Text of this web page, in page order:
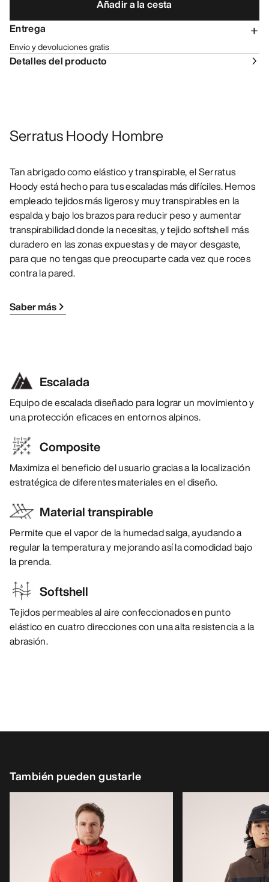
Añadir a la cesta
Entrega
Envío y devoluciones gratis
Detalles del producto
Serratus Hoody Hombre
Tan abrigado como elástico y transpirable, el Serratus
Hoody está hecho para tus escaladas más difíciles. Hemos
empleado tejidos más ligeros y muy transpirables en la
espalda y bajo los brazos para reducir peso y aumentar
transpirabilidad donde la necesitas, y tejido softshell más
duradero en las zonas expuestas y de mayor desgaste,
para que no tengas que preocuparte cada vez que roces
contra la pared.
Saber más
Escalada
Equipo de escalada diseñado para lograr un movimiento y
una protección eficaces en entornos alpinos.
Composite
Maximiza el beneficio del usuario gracias a la localización
estratégica de diferentes materiales en el diseño.
Material transpirable
Permite que el vapor de la humedad salga, ayudando a
regular la temperatura y mejorando así la comodidad bajo
la prenda.
Softshell
Tejidos permeables al aire confeccionados en punto
elástico en cuatro direcciones con una alta resistencia a la
abrasión.
También pueden gustarle